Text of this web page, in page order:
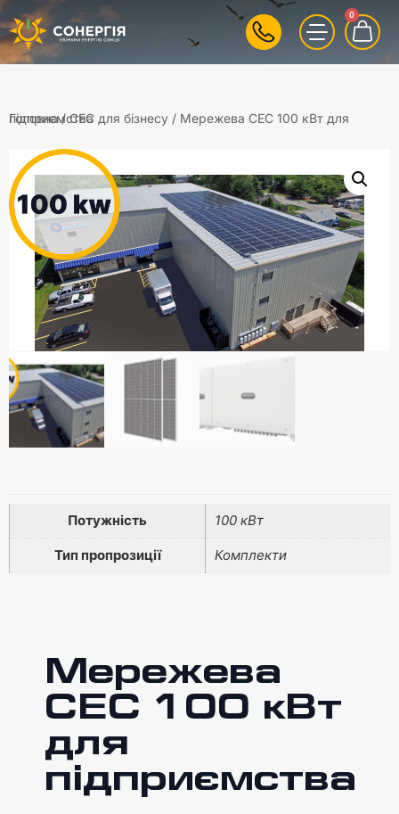
0
Головна/СЕС для бізнесу
/ Мережева СЕС 100 кВт для підприємства
Потужність 100 кВт
Тип пропрозиції Комплекти
Мережева
СЕС 100 кВт
для
підприємства